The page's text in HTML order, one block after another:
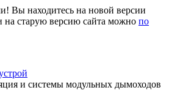
Вы находитесь на новой версии
на старую версию сайта можно по
и системы модульных дымоходов